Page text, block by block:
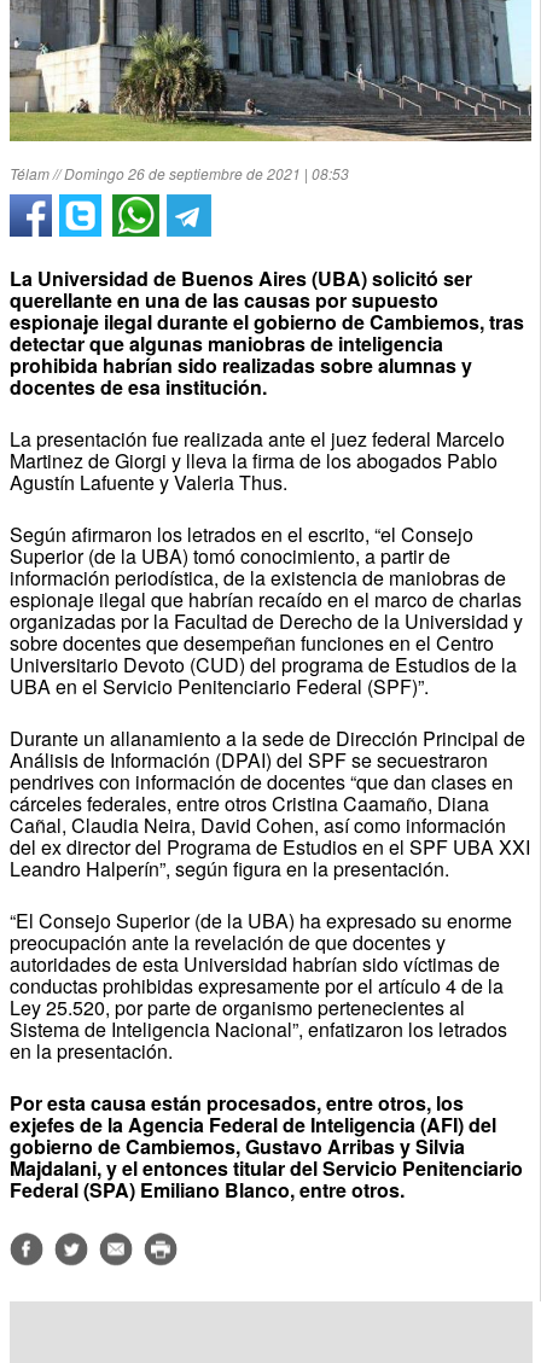
Télam // Domingo 26 de septiembre de 2021 | 08:53
La Universidad de Buenos Aires (UBA) solicitó ser
querellante en una de las causas por supuesto
espionaje ilegal durante el gobierno de Cambiemos, tras
detectar que algunas maniobras de inteligencia
prohibida habrían sido realizadas sobre alumnas y
docentes de esa institución.
La presentación fue realizada ante el juez federal Marcelo
Martinez de Giorgi y lleva la firma de los abogados Pablo
Agustín Lafuente y Valeria Thus.
Según afirmaron los letrados en el escrito, “el Consejo
Superior (de la UBA) tomó conocimiento, a partir de
información periodística, de la existencia de maniobras de
espionaje ilegal que habrían recaído en el marco de charlas
organizadas por la Facultad de Derecho de la Universidad y
sobre docentes que desempeñan funciones en el Centro
Universitario Devoto (CUD) del programa de Estudios de la
UBA en el Servicio Penitenciario Federal (SPF)”.
Durante un allanamiento a la sede de Dirección Principal de
Análisis de Información (DPAI) del SPF se secuestraron
pendrives con información de docentes “que dan clases en
cárceles federales, entre otros Cristina Caamaño, Diana
Cañal, Claudia Neira, David Cohen, así como información
del ex director del Programa de Estudios en el SPF UBA XXI
Leandro Halperín”, según figura en la presentación.
“El Consejo Superior (de la UBA) ha expresado su enorme
preocupación ante la revelación de que docentes y
autoridades de esta Universidad habrían sido víctimas de
conductas prohibidas expresamente por el artículo 4 de la
Ley 25.520, por parte de organismo pertenecientes al
Sistema de Inteligencia Nacional”, enfatizaron los letrados
en la presentación.
Por esta causa están procesados, entre otros, los
exjefes de la Agencia Federal de Inteligencia (AFI) del
gobierno de Cambiemos, Gustavo Arribas y Silvia
Majdalani, y el entonces titular del Servicio Penitenciario
Federal (SPA) Emiliano Blanco, entre otros.